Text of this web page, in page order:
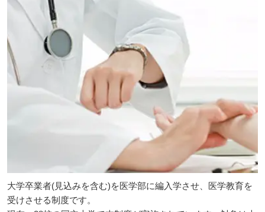
大学卒業者(見込みを含む)を医学部に編入学させ、医学教育を
受けさせる制度です。